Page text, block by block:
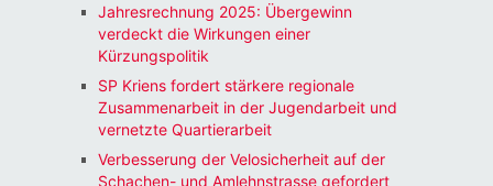
Jahresrechnung 2025: Übergewinn
verdeckt die Wirkungen einer
Kürzungspolitik
SP Kriens fordert stärkere regionale
Zusammenarbeit in der Jugendarbeit und
vernetzte Quartierarbeit
Verbesserung der Velosicherheit auf der
Schachen- und Amlehnstrasse gefordert